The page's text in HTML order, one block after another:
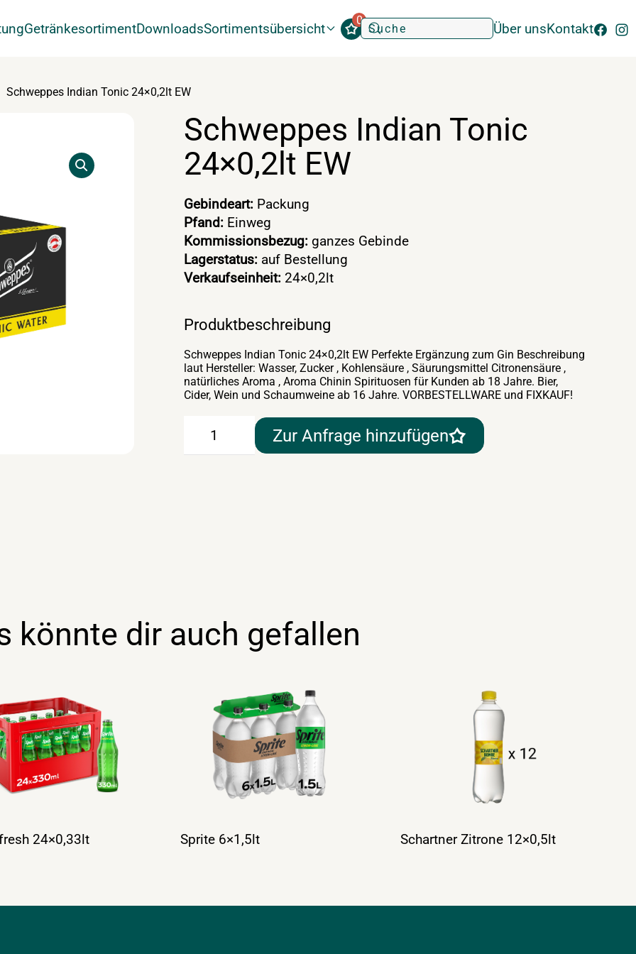
GetränkesortimentDownloadsSortimentsübersicht
0
Über unsKontakt
Schweppes Indian Tonic 24×0,2lt EW
Schweppes Indian Tonic
24×0,2lt EW
Gebindeart: Packung
Pfand: Einweg
Kommissionsbezug: ganzes Gebinde
Lagerstatus: auf Bestellung
Verkaufseinheit: 24×0,2lt
Produktbeschreibung
Schweppes Indian Tonic 24×0,2lt EW Perfekte Ergänzung zum Gin Beschreibung
laut Hersteller: Wasser, Zucker , Kohlensäure , Säurungsmittel Citronensäure ,
natürliches Aroma , Aroma Chinin Spirituosen für Kunden ab 18 Jahre. Bier,
Cider, Wein und Schaumweine ab 16 Jahre. VORBESTELLWARE und FIXKAUF!
Indian
Zur Anfrage hinzufügen
könnte dir auch gefallen
24×0,33lt Sprite 6×1,5lt Schartner Zitrone 12×0,5lt